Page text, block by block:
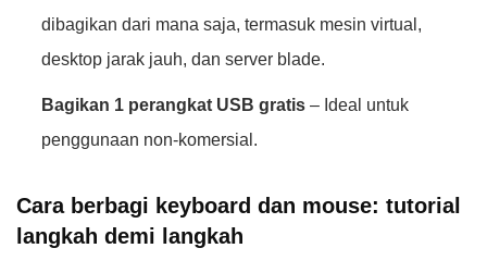
dibagikan dari mana saja, termasuk mesin virtual,
desktop jarak jauh, dan server blade.
Bagikan 1 perangkat USB gratis – Ideal untuk
penggunaan non-komersial.
Cara berbagi keyboard dan mouse: tutorial
langkah demi langkah